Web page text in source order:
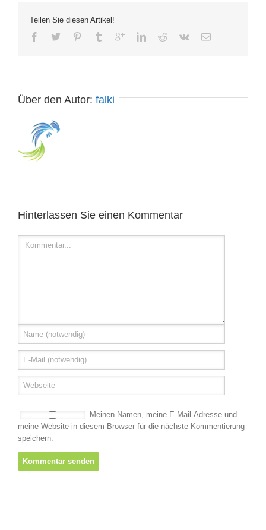
Teilen Sie diesen Artikel!
Über den Autor: falki
Hinterlassen Sie einen Kommentar
Meinen Namen, meine E-Mail-Adresse und
meine Website in diesem Browser für die nächste Kommentierung
speichern.